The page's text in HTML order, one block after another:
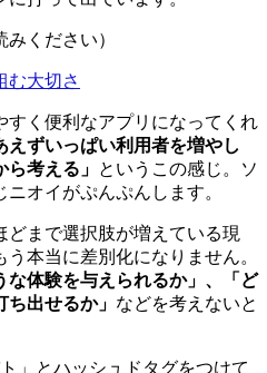
みください）
む大切さ
すく便利なアプリになってくれ
えずいっぱい利用者を増やし
考える」 というこの感じ。ソ
オイがぷんぷんします。
どまで選択肢が増えている現
本当に差別化になりません。
な体験を与えられるか」、「ど
出せるか」 などを考えないと
」とハッシュドタグをつけて